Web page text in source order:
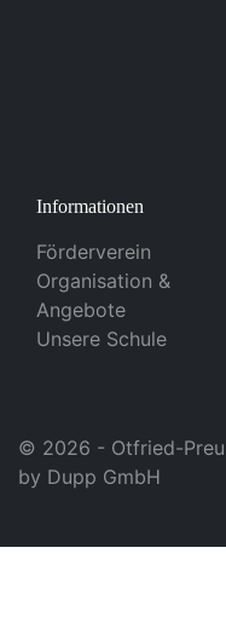
Informationen
Förderverein
Organisation &
Angebote
Unsere Schule
© 2026 - Otfried-
by Dupp GmbH